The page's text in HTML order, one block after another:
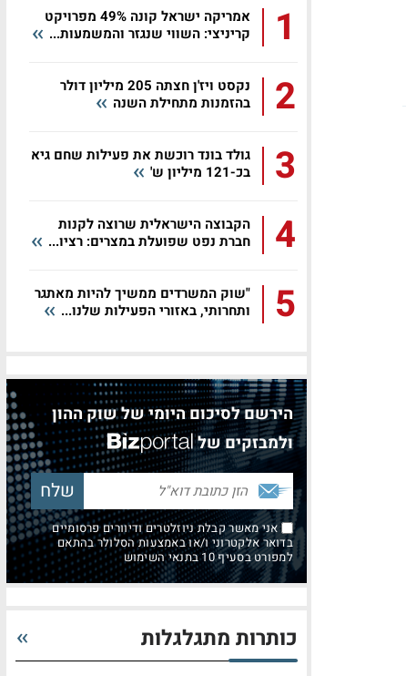
1
אמריקה ישראל קונה 49% מפרויקט
קריניצי: השווי שנגזר והמשמעות...
2
נקסט ויז'ן חצתה 205 מיליון דולר
בהזמנות מתחילת השנה
3
גולד בונד רוכשת את פעילות שחם גיא
בכ-121 מיליון ש'
4
הקבוצה הישראלית שרוצה לקנות
חברת נפט שפועלת במצרים: רציו...
5
"שוק המשרדים ממשיך להיות מאתגר
ותחרותי, באזורי הפעילות שלנו...
הירשם לסיכום היומי של שוק ההון
ולמבזקים של
אני מאשר קבלת ניוזלטרים ודיוורים פרסומיים
בדואר אלקטרוני ו/או באמצעות הסלולר בהתאם
למפורט בסעיף 10 בתנאי השימוש
כותרות מתגלגלות